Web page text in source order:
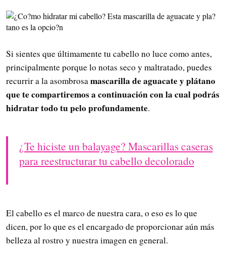
Si sientes que últimamente tu cabello no luce como antes,
principalmente porque lo notas seco y maltratado, puedes
recurrir a la asombrosamascarilla de aguacate y plátano
que te compartiremos a continuación con la cual podrás
hidratar todo tu pelo profundamente.
¿Te hiciste un balayage? Mascarillas caseras
para reestructurar tu cabello decolorado
El cabello es el marco de nuestra cara, o eso es lo que
dicen, por lo que es el encargado de proporcionar aún más
belleza al rostro y nuestra imagen en general.